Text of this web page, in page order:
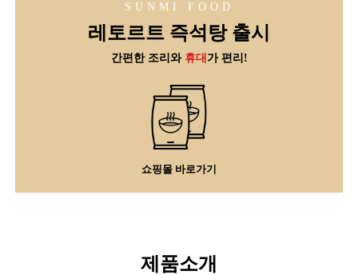
SUNMI FOOD
레토르트 즉석탕 출시
간편한 조리 와 휴대 가 편리!
쇼핑몰 바로가기
제품소개